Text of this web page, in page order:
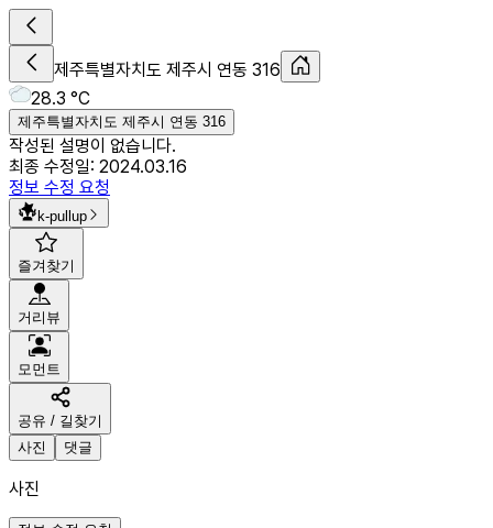
제주특별자치도 제주시 연동 316
28.3 °C
제주특별자치도 제주시 연동 316
작성된 설명이 없습니다.
최종 수정일: 2024.03.16
정보 수정 요청
k-pullup
즐겨찾기
거리뷰
모먼트
공유 / 길찾기
사진
댓글
사진